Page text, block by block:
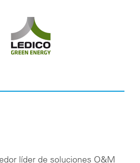
líder de soluciones O&M